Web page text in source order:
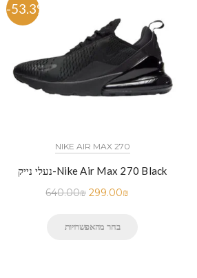
-53.3%
NIKE AIR MAX 270
נעלי נייק-Nike Air Max 270 Black
640.00₪ 299.00₪
בחר מהאפשרויות